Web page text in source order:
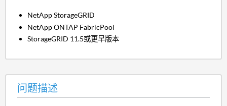
NetApp StorageGRID
NetApp ONTAP FabricPool
StorageGRID 11.5或更早版本
问题描述